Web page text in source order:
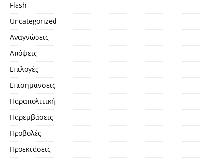
Flash
Uncategorized
Αναγνώσεις
Απόψεις
Επιλογές
Επισημάνσεις
Παραπολιτική
Παρεμβάσεις
Προβολές
Προεκτάσεις